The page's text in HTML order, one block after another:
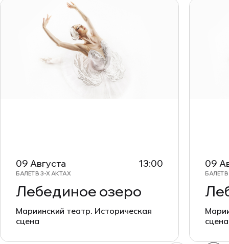
09 Августа 13:00
БАЛЕТ В 3-Х АКТАХ
Лебединое озеро
Мариинский театр. Историческая
сцена
09
БАЛЕТ
сцена